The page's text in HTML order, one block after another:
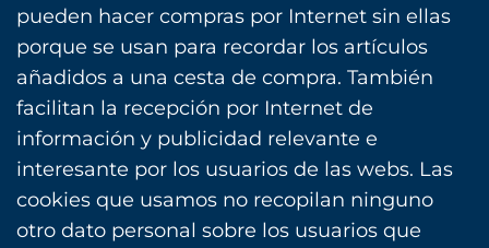
pueden hacer compras por Internet sin ellas
porque se usan para recordar los artículos
añadidos a una cesta de compra. También
facilitan la recepción por Internet de
información y publicidad relevante e
interesante por los usuarios de las webs. Las
cookies que usamos no recopilan ninguno
otro dato personal sobre los usuarios que